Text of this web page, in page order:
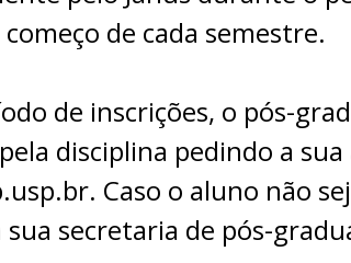
de cada semestre.
de inscrições, o pós-
disciplina pedindo a
Caso o aluno não
secretaria de pós-